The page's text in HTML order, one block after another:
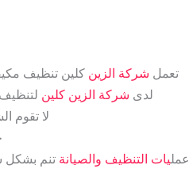
تعمل شركة الزينكلين تنظيف
لدى شركة الزين كلين لتنظيف
لا تقوم
عمليات التنظيف والصيانة تنم بشكل